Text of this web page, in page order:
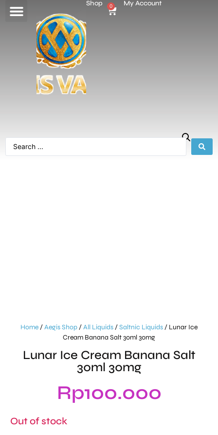
Shop 0 My Account
Home /Aegis Shop /All Liquids /Saltnic Liquids / Lunar Ice
Cream Banana Salt 30ml 30mg
Lunar Ice Cream Banana Salt
30ml 30mg
Rp100.000
Out of stock